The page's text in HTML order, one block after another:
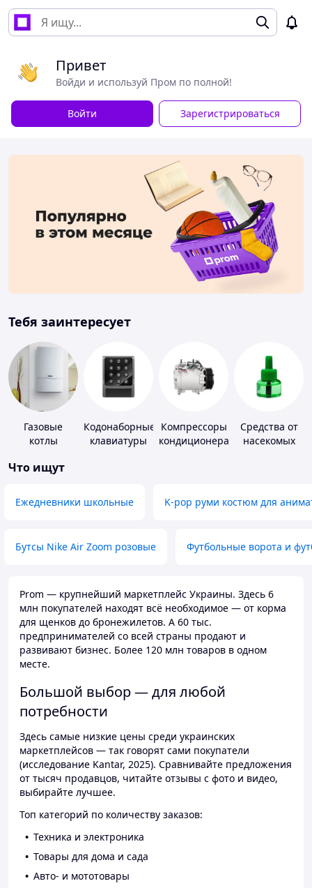
Привет
Войди и используй Пром по полной!
Войти Зарегистрироваться
Тебя заинтересует
Газовые
котлы
Кодонаборные
клавиатуры
Компрессоры
кондиционера
Средства от
насекомых
Что ищут
Ежедневники школьные K-pop руми костюм для
Бутсы Nike Air Zoom розовые Футбольные ворота и
Prom — крупнейший маркетплейс Украины. Здесь 6
млн покупателей находят всё необходимое — от корма
для щенков до бронежилетов. А 60 тыс.
предпринимателей со всей страны продают и
развивают бизнес. Более 120 млн товаров в одном
месте.
Большой выбор — для любой
потребности
Здесь самые низкие цены среди украинских
маркетплейсов — так говорят сами покупатели
(исследование Kantar, 2025). Сравнивайте предложения
от тысяч продавцов, читайте отзывы с фото и видео,
выбирайте лучшее.
Топ категорий по количеству заказов:
Техника и электроника
Товары для дома и сада
Авто- и мототовары